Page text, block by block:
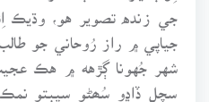
جي زنده تصوير هو، وڌيڪ
جياپي ۾ راز رُوحاني جو
شهر جُهونا ڳڙهه ۾ هڪ
سچل ڏاڍو سُھڻو سيبتو